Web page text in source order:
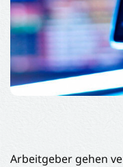
Arbeitgeber gehen